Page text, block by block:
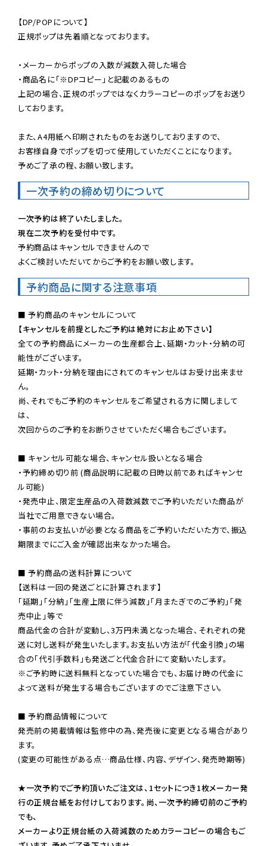
【DP/POPについて】
正規ポップは先着順となっております。
・メーカーからポップの入数が減数入荷した場合
・商品名に「※DPコピー」と記載のあるもの
上記の場合、正規のポップではなくカラーコピーのポップをお送り
しております。
また、A4用紙へ印刷されたものをお送りしておりますので、
お客様自身でポップを切って使用していただくことになります。
予めご了承の程、お願い致します。
一次予約の締め切りについて
一次予約は終了いたしました。
現在二次予約を受付中です。
予約商品はキャンセルできませんので
よくご検討いただいてからご予約をお願い致します。
予約商品に関する注意事項
【キャンセルを前提としたご予約は絶対にお止め下さい】
全ての予約商品にメーカーの生産都合上、延期・カット・分納の可
能性がございます。
延期・カット・分納を理由にされてのキャンセルはお受け出来ませ
ん。
尚、それでもご予約のキャンセルをご希望される方に関しまして
は、
次回からのご予約をお断りさせていただく場合もございます。
■ キャンセル可能な場合、キャンセル扱いとなる場合
・予約締め切り前 (商品説明に記載の日時以前であればキャンセ
ル可能)
・発売中止、限定生産品の入荷数減数でご予約いただいた商品が
当社でご用意できない場合。
・事前のお支払いが必要となる商品をご予約いただいた方で、振込
期限までにご入金が確認出来なかった場合。
■ 予約商品の送料計算について
【送料は一回の発送ごとに計算されます】
「延期」「分納」「生産上限に伴う減数」「月またぎでのご予約」「発
売中止」等で
商品代金の合計が変動し、3万円未満となった場合、それぞれの発
送に対し送料が発生いたします。お支払い方法が「代金引換」の場
※ご予約時に送料無料となっていた場合でも、お届け時の代金に
よって送料が発生する場合もございますのでご注意下さい。
■ 予約商品情報について
発売前の掲載情報は監修中の為、発売後に変更となる場合があり
ます。
(変更の可能性がある点…商品仕様、内容、デザイン、発売時期等)
★一次予約でご予約頂いたご注文は、1セットにつき1枚メーカー発
行の正規台紙をお付けしております。尚、一次予約締切前のご予約
でも、
メーカーより正規台紙の入荷減数のためカラーコピーの場合もご